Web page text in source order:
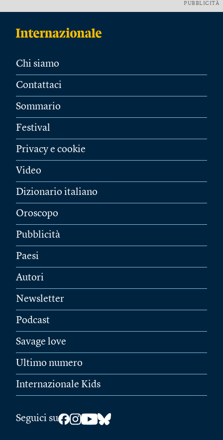
PUBBLICITÀ
Chi siamo
Contattaci
Sommario
Festival
Privacy e cookie
Video
Dizionario italiano
Oroscopo
Pubblicità
Paesi
Autori
Newsletter
Podcast
Savage love
Ultimo numero
Internazionale Kids
Seguici su